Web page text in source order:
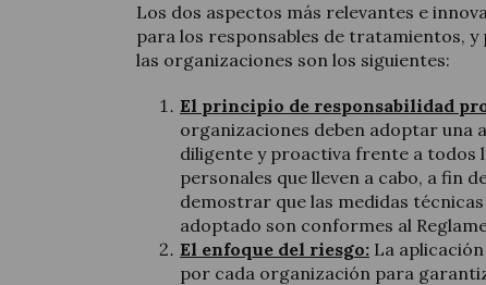
Los dos aspectos más relevantes e
para los responsables de tratamientos,
las organizaciones son los siguientes:
El principio de responsabilidad
organizaciones deben adoptar una
diligente y proactiva frente a todos
personales que lleven a cabo, a fin
demostrar que las medidas
adoptado son conformes al
El enfoque del riesgo: La
por cada organización para